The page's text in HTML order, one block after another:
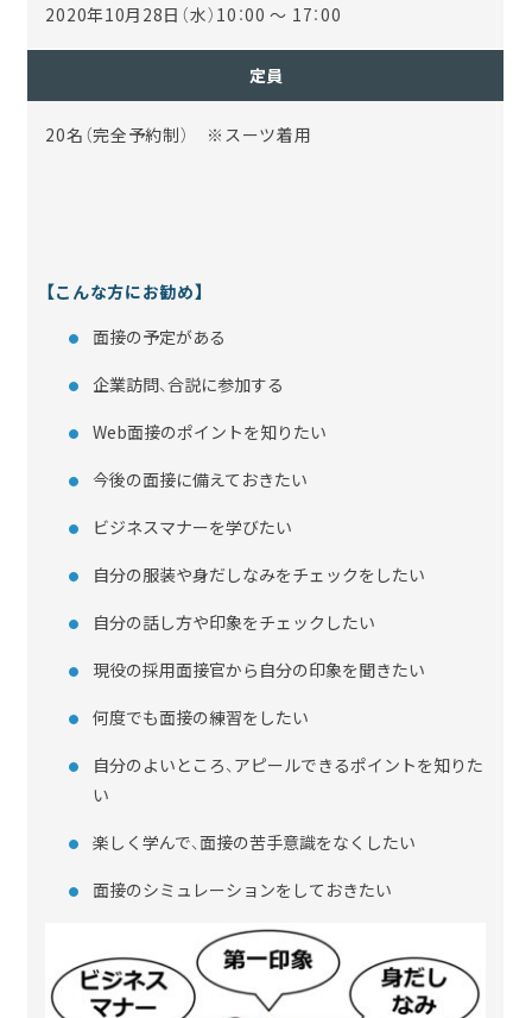
2020年10月28日（水）10：00 ～ 17：00
定員
20名（完全予約制） ※スーツ着用
【こんな方にお勧め】
面接の予定がある
企業訪問、合説に参加する
Web面接のポイントを知りたい
今後の面接に備えておきたい
ビジネスマナーを学びたい
自分の服装や身だしなみをチェックをしたい
自分の話し方や印象をチェックしたい
現役の採用面接官から自分の印象を聞きたい
何度でも面接の練習をしたい
自分のよいところ、アピールできるポイントを知りた
い
楽しく学んで、面接の苦手意識をなくしたい
面接のシミュレーションをしておきたい